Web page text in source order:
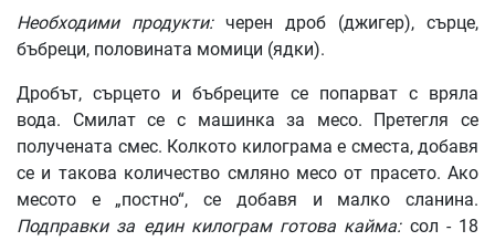
Необходими продукти:черен дроб (джигер), сърце,
бъбреци, половината момици (ядки).
Дробът, сърцето и бъбреците се попарват с вряла
вода. Смилат се с машинка за месо. Претегля се
получената смес. Колкото килограма е сместа, добавя
се и такова количество смляно месо от прасето. Ако
месото е „постно“, се добавя и малко сланина.
Подправки за един килограм готова кайма:сол - 18